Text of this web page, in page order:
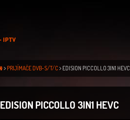
PRIJÍMAČE DVB-S/T/C EDISION PICCOLLO 3IN1 HEVC
EDISION PICCOLLO 3IN1 HEVC